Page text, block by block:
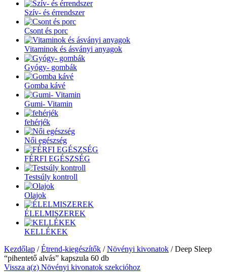
Szív- és érrendszer
Csont és porc
Vitaminok és ásványi anyagok
Gyógy- gombák
Gomba kávé
Gumi- Vitamin
fehérjék
Női egészség
FÉRFI EGÉSZSÉG
Testsúly kontroll
Olajok
ÉLELMISZEREK
KELLÉKEK
Kezdőlap /Étrend-kiegészítők /Növényi kivonatok / Deep Sleep
“pihentető alvás” kapszula 60 db
Vissza a(z) Növényi kivonatok szekcióhoz